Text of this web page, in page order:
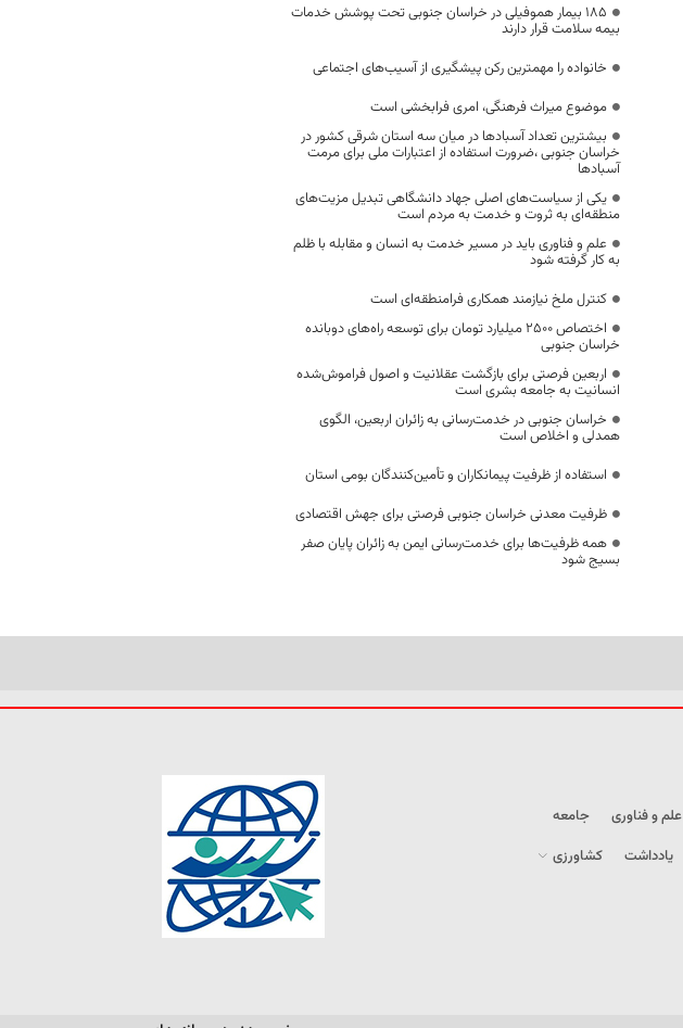
۱۸۵ بیمار هموفیلی در خراسان جنوبی تحت پوشش خدمات
بیمه سلامت قرار دارند
خانواده را مهمترین رکن پیشگیری از آسیب‌های اجتماعی
موضوع میراث فرهنگی، امری فرابخشی است
بیشترین تعداد آسبادها در میان سه استان شرقی کشور در
خراسان جنوبی ،ضرورت استفاده از اعتبارات ملی برای مرمت
آسبادها
یکی از سیاست‌های اصلی جهاد دانشگاهی تبدیل مزیت‌های
منطقه‌ای به ثروت و خدمت به مردم است
علم و فناوری باید در مسیر خدمت به انسان و مقابله با ظلم
به کار گرفته شود
کنترل ملخ نیازمند همکاری فرامنطقه‌ای است
اختصاص 2500 میلیارد تومان برای توسعه راه‌های دوبانده
خراسان جنوبی
اربعین فرصتی برای بازگشت عقلانیت و اصول فراموش‌شده
انسانیت به جامعه بشری است
خراسان جنوبی در خدمت‌رسانی به زائران اربعین، الگوی
همدلی و اخلاص است
استفاده از ظرفیت پیمانکاران و تأمین‌کنندگان بومی استان
ظرفیت معدنی خراسان جنوبی فرصتی برای جهش اقتصادی
همه ظرفیت‌ها برای خدمت‌رسانی ایمن به زائران پایان صفر
بسیج شود
علم و فناوری
جامعه
یادداشت
کشاورزی